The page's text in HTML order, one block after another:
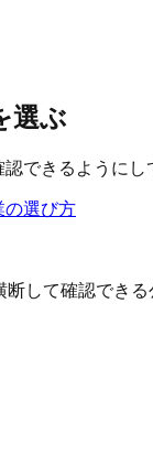
選ぶ
できるようにし
の選び方
して確認できる